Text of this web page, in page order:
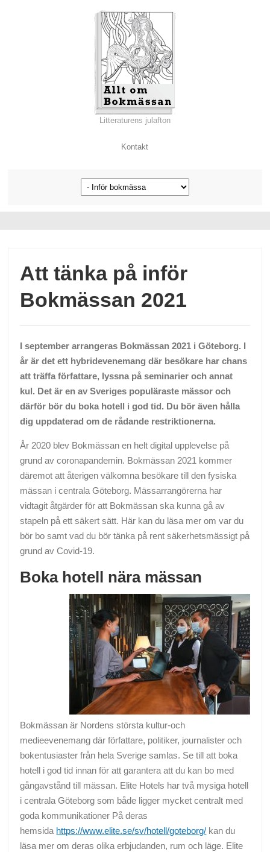
Litteraturens julafton
Kontakt
Att tänka på inför
Bokmässan 2021
I september arrangeras Bokmässan 2021 i Göteborg. I
år är det ett hybridevenemang där besökare har chans
att träffa författare, lyssna på seminarier och annat
kul. Det är en av Sveriges populäraste mässor och
därför bör du boka hotell i god tid. Du bör även hålla
dig uppdaterad om de rådande restriktionerna.
År 2020 blev Bokmässan en helt digital upplevelse på
grund av coronapandemin. Bokmässan 2021 kommer
däremot att återigen välkomna besökare till den fysiska
mässan i centrala Göteborg. Mässarrangörerna har
vidtagit åtgärder för att Bokmässan ska kunna gå av
stapeln på ett säkert sätt. Här kan du läsa mer om var du
bör bo samt vad du bör tänka på rent säkerhetsmässigt på
grund av Covid-19.
Boka hotell nära mässan
Bokmässan är Nordens största kultur-och
medieevenemang där författare, politiker, journalister och
bokentusiaster från hela Sverige samlas. Se till att boka
hotell i god tid innan för att garantera att du kan bo med
gångavstånd till mässan. Elite Hotels har två mysiga hotell
i centrala Göteborg som både ligger mycket centralt med
goda kommunikationer På deras
hemsida https://www.elite.se/sv/hotell/goteborg/ kan du
läsa mer om deras olika erbjudanden, rum och läge. Elite